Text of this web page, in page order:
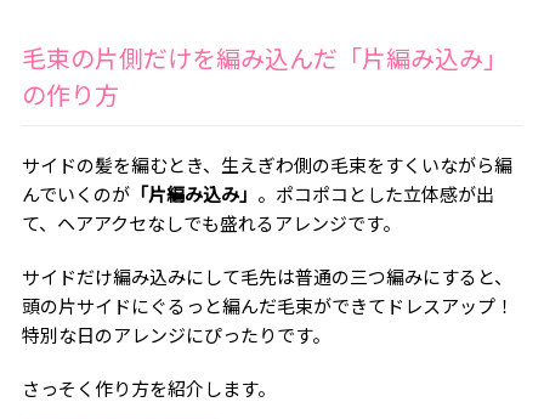
毛束の片側だけを編み込んだ「片編み込み」
の作り方
サイドの髪を編むとき、生えぎわ側の毛束をすくいながら編
んでいくのが「片編み込み」 。ポコポコとした立体感が出
て、ヘアアクセなしでも盛れるアレンジです。
サイドだけ編み込みにして毛先は普通の三つ編みにすると、
頭の片サイドにぐるっと編んだ毛束ができてドレスアップ！
特別な日のアレンジにぴったりです。
さっそく作り方を紹介します。